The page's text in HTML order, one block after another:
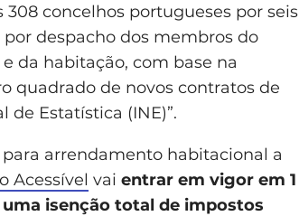
concelhos portugueses por seis
despacho dos membros do
da habitação, com base na
quadrado de novos contratos de
Estatística (INE)”.
arrendamento habitacional a
Acessível vai entrar em vigor em 1
isenção total de impostos